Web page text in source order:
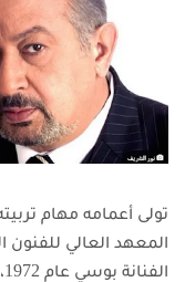
تولى أعمامه مهام
المعهد العالي للفنون المسرحية